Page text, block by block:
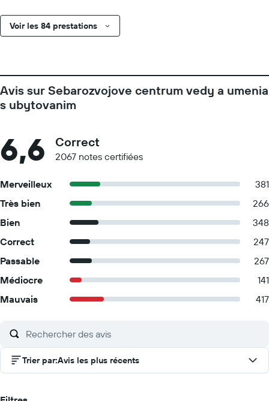
Voir les 84 prestations
Avis sur Sebarozvojove centrum vedy a umenia
s ubytovanim
6,6 Correct
2067 notes certifiées
Merveilleux
381
Très bien
266
Bien
348
Correct
247
Passable
267
Médiocre
141
Mauvais
417
Trier par:Avis les plus récents